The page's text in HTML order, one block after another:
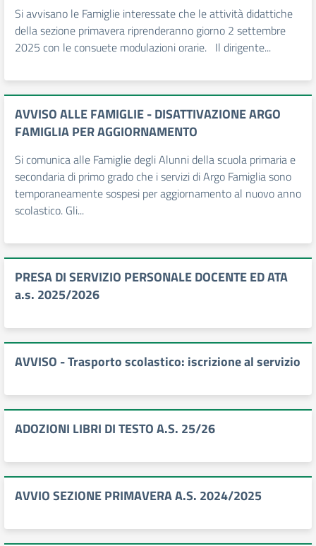
Si avvisano le Famiglie interessate che le attività didattiche
della sezione primavera riprenderanno giorno 2 settembre
2025 con le consuete modulazioni orarie. Il dirigente...
AVVISO ALLE FAMIGLIE - DISATTIVAZIONE ARGO
FAMIGLIA PER AGGIORNAMENTO
Si comunica alle Famiglie degli Alunni della scuola primaria e
secondaria di primo grado che i servizi di Argo Famiglia sono
temporaneamente sospesi per aggiornamento al nuovo anno
scolastico. Gli...
PRESA DI SERVIZIO PERSONALE DOCENTE ED ATA
a.s. 2025/2026
AVVISO - Trasporto scolastico: iscrizione al servizio
ADOZIONI LIBRI DI TESTO A.S. 25/26
AVVIO SEZIONE PRIMAVERA A.S. 2024/2025